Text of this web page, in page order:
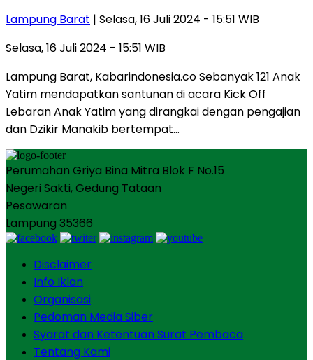
Lampung Barat | Selasa, 16 Juli 2024 - 15:51 WIB
Selasa, 16 Juli 2024 - 15:51 WIB
Lampung Barat, Kabarindonesia.co Sebanyak 121 Anak
Yatim mendapatkan santunan di acara Kick Off
Lebaran Anak Yatim yang dirangkai dengan pengajian
dan Dzikir Manakib bertempat…
Perumahan Griya Bina Mitra Blok F No.15
Negeri Sakti, Gedung Tataan
Pesawaran
Lampung 35366
Disclaimer
Info Iklan
Organisasi
Pedoman Media Siber
Syarat dan Ketentuan Surat Pembaca
Tentang Kami